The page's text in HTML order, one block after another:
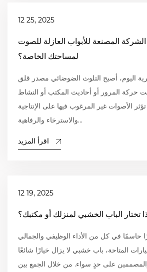
12 25, 2025
الشركة المصنعة للأبواب العازلة للصوت
لمساحتك الخاصة؟
اليوم، أصبح التلوث الضوضائي مصدر قلق
حركة المرور أو أحاديث المكتب أو النشاط
الأصوات غير المرغوب فيها على الإنتاجية
والاسترخاء والرفاهية...
اقرأ المزيد
12 19, 2025
تختار الباب الخشبي لمنزلك أو مكتبك؟
حاسمًا في كل من الأداء الوظيفي والجمالي
للمبنى. ومن بين الخيارات المتاحة، باب خشبي لا يزال خيارًا شائعًا
على حدٍ سواء. من خلال الجمع بين